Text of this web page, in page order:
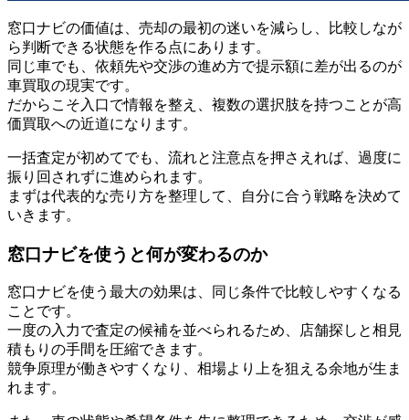
窓口ナビの価値は、売却の最初の迷いを減らし、比較しなが
ら判断できる状態を作る点にあります。
同じ車でも、依頼先や交渉の進め方で提示額に差が出るのが
車買取の現実です。
だからこそ入口で情報を整え、複数の選択肢を持つことが高
価買取への近道になります。
一括査定が初めてでも、流れと注意点を押さえれば、過度に
振り回されずに進められます。
まずは代表的な売り方を整理して、自分に合う戦略を決めて
いきます。
窓口ナビを使うと何が変わるのか
窓口ナビを使う最大の効果は、同じ条件で比較しやすくなる
ことです。
一度の入力で査定の候補を並べられるため、店舗探しと相見
積もりの手間を圧縮できます。
競争原理が働きやすくなり、相場より上を狙える余地が生ま
れます。